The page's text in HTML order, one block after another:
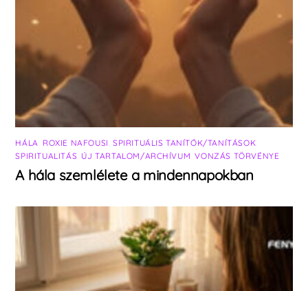
HÁLA ROXIE NAFOUSI SPIRITUÁLIS TANÍTÓK/TANÍTÁSOK
SPIRITUALITÁS ÚJ TARTALOM/ARCHÍVUM ,VONZÁS TÖRVÉNYE
A hála szemlélete a mindennapokban